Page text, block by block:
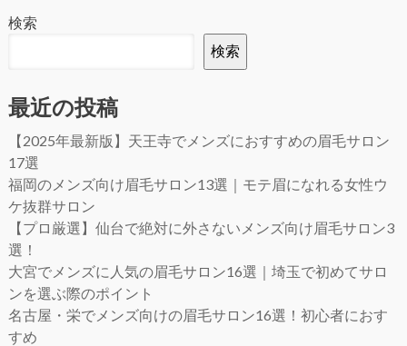
検索
検索
最近の投稿
【2025年最新版】天王寺でメンズにおすすめの眉毛サロン
17選
福岡のメンズ向け眉毛サロン13選｜モテ眉になれる女性ウ
ケ抜群サロン
【プロ厳選】仙台で絶対に外さないメンズ向け眉毛サロン3
選！
大宮でメンズに人気の眉毛サロン16選｜埼玉で初めてサロ
ンを選ぶ際のポイント
名古屋・栄でメンズ向けの眉毛サロン16選！初心者におす
すめ